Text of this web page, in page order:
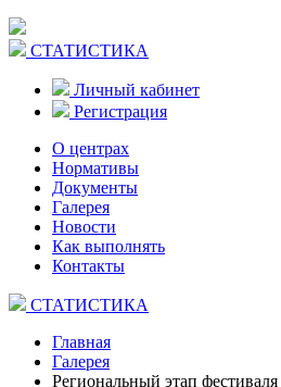
СТАТИСТИКА
Личный кабинет
Регистрация
О центрах
Нормативы
Документы
Галерея
Новости
Как выполнять
Контакты
СТАТИСТИКА
Главная
Галерея
Региональный этап